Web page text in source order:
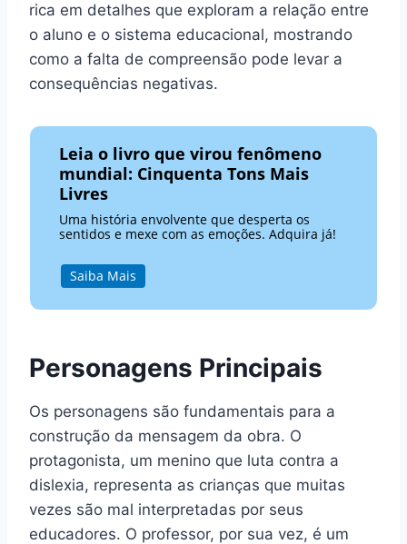
rica em detalhes que exploram a relação entre
o aluno e o sistema educacional, mostrando
como a falta de compreensão pode levar a
consequências negativas.
Leia o livro que virou fenômeno
mundial: Cinquenta Tons Mais
Livres
Uma história envolvente que desperta os
sentidos e mexe com as emoções. Adquira já!
Saiba Mais
Personagens Principais
Os personagens são fundamentais para a
construção da mensagem da obra. O
protagonista, um menino que luta contra a
dislexia, representa as crianças que muitas
vezes são mal interpretadas por seus
educadores. O professor, por sua vez, é um